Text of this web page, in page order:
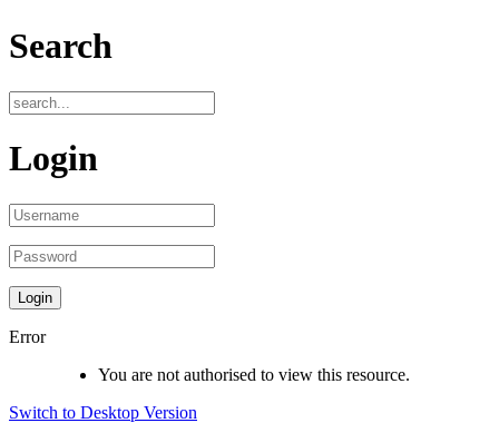
Search
Login
Error
You are not authorised to view this resource.
Switch to Desktop Version